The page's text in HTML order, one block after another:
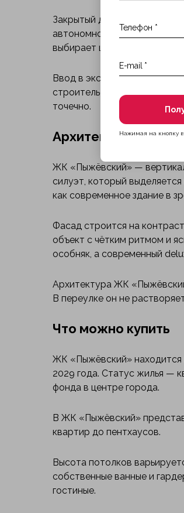
Закрытый двор создаёт
автономность, сервисная
выбирает центр без
Ввод в эксплуатацию ЖК
строительства ограничен
точечно.
Архитектура
ЖК «Пыжёвский» —
силуэт, который
как современное здание в
Фасад строится на
объект с чётким ритмом и
особняк, а современный
Архитектура ЖК
В переулке он не
Что можно купить
ЖК «Пыжёвский» находится
2029 года. Статус жилья —
фонда в центре города.
В ЖК «Пыжёвский»
квартир до пентхаусов.
Высота потолков
собственные ванные и
гостиные.
Нажимая на кнопку